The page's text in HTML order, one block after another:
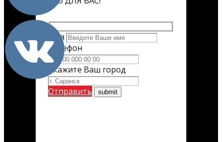
Имя
Телефон
Укажите Ваш город
Отправить